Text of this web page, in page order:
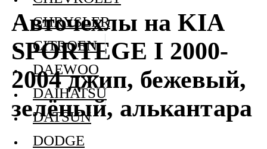
Авточехлы на KIA
SPORTEGE I 2000-
2004 джип, бежевый,
зелёный, алькантара
CHRYSLER
CITROEN
DAEWOO
DAIHATSU
DATSUN
DODGE